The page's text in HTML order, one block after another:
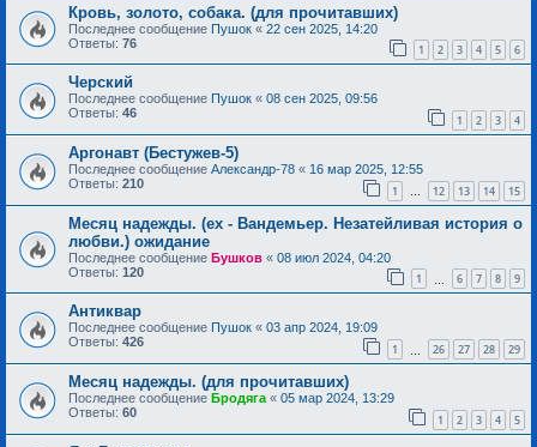
Кровь, золото, собака. (для прочитавших)
Последнее сообщение Пушок « 22 сен 2025, 14:20
Ответы: 76 1 2 3 4 5 6
Черский
Последнее сообщение Пушок « 08 сен 2025, 09:56
Ответы: 46 1 2 3 4
Аргонавт (Бестужев-5)
Последнее сообщение Александр-78 « 16 мар 2025, 12:55
Ответы: 210 1 … 12 13 14 15
Месяц надежды. (ex - Вандемьер. Незатейливая история о
любви.) ожидание
Последнее сообщение Бушков « 08 июл 2024, 04:20
Ответы: 120 1 6 7 8 9
Антиквар
Последнее сообщение Пушок « 03 апр 2024, 19:09
Ответы: 426 1 26 27 28 29
Месяц надежды. (для прочитавших)
Последнее сообщение Бродяга « 05 мар 2024, 13:29
Ответы: 60 1 2 3 4 5